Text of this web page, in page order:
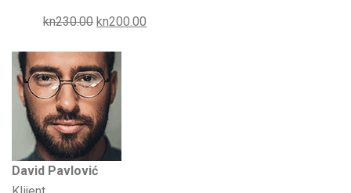
kn230.00 kn200.00
David Pavlović